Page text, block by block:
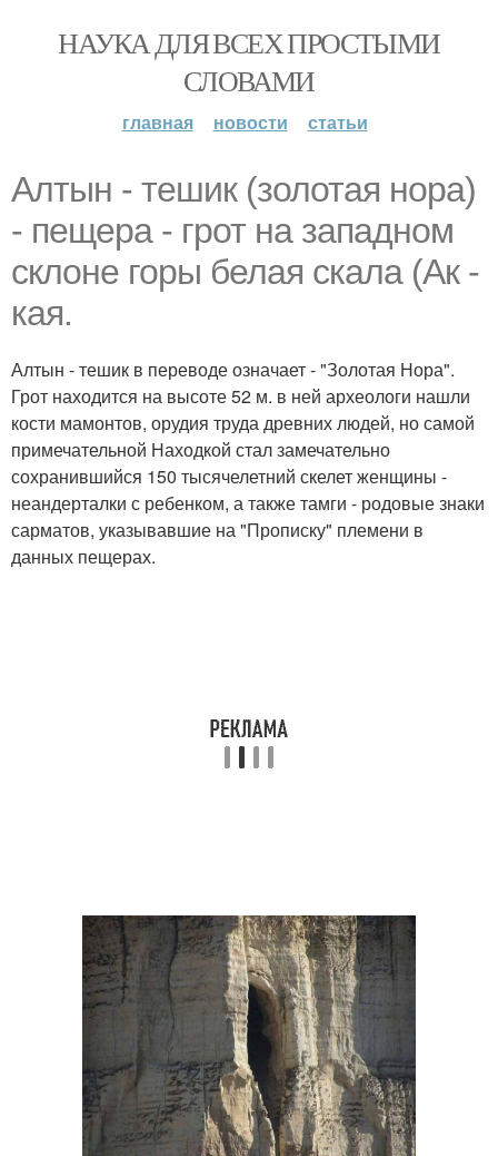
НАУКА ДЛЯ ВСЕХ ПРОСТЫМИ
СЛОВАМИ
главная новости статьи
Алтын - тешик (золотая нора)
- пещера - грот на западном
склоне горы белая скала (Ак -
кая.
Алтын - тешик в переводе означает - "Золотая Нора".
Грот находится на высоте 52 м. в ней археологи нашли
кости мамонтов, орудия труда древних людей, но самой
примечательной Находкой стал замечательно
сохранившийся 150 тысячелетний скелет женщины -
неандерталки с ребенком, а также тамги - родовые знаки
сарматов, указывавшие на "Прописку" племени в
данных пещерах.